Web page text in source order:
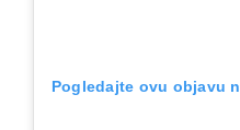
Pogledajte ovu objavu